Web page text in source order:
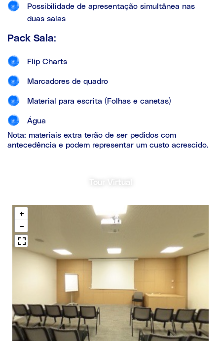
Possibilidade de apresentação simultânea nas
duas salas
Pack Sala:
Flip Charts
Marcadores de quadro
Material para escrita (Folhas e canetas)
Água
Nota: materiais extra terão de ser pedidos com
antecedência e podem representar um custo acrescido.
Tour Virtual